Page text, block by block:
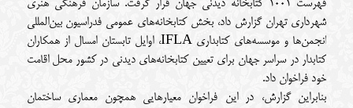
فهرست 1001 کتابخانه دیدنی جهان قرار گرفت. سازمان فرهنگی هنری
شهرداری تهران گزارش داد، بخش کتابخانه‌های عمومی فدراسیون بین‌المللی
انجمن‌ها و موسسه‌های کتابداری IFLA، اوایل تابستان امسال از همکاران
کتابدار در سراسر جهان برای تعیین کتابخانه‌های دیدنی در کشور محل اقامت
خود فراخوان داد.
بنابراين گزارش، در این فراخوان معیارهایی همچون معماری ساختمان